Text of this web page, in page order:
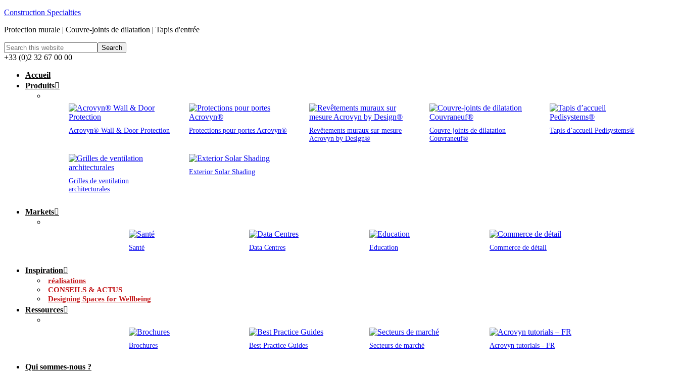
Construction Specialties
Protection murale | Couvre-joints de dilatation | Tapis d'entrée
+33 (0)2 32 67 00 00
Accueil
Produits
Acrovyn® Wall & Door Protection Protections pour portes Acrovyn®
Revêtements muraux sur mesure
Acrovyn by Design®
Couvre-joints de dilatation
Couvraneuf®
Tapis d’accueil Pedisystems®
Grilles de ventilation
architecturales
Exterior Solar Shading
Markets
Santé Data Centres Education Commerce de détail
Inspiration
réalisations
CONSEILS & ACTUS
Designing Spaces for Wellbeing
Ressources
Brochures Best Practice Guides Secteurs de marché Acrovyn tutorials - FR
Qui sommes-nous ?